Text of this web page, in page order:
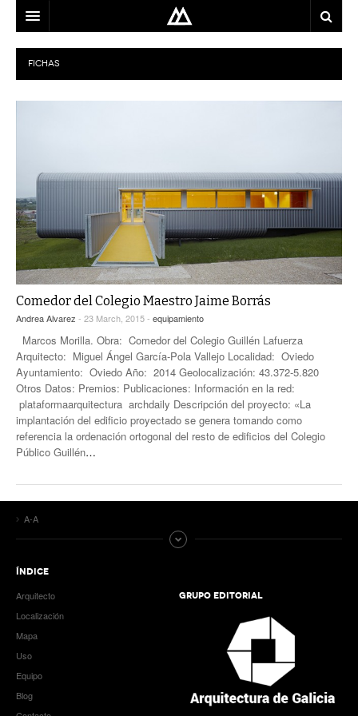
ARQUITECTO
LOCALIZACIÓN
EQUIPO
CONTACTO
FICHAS
Comedor del Colegio Maestro Jaime Borrás
Andrea Alvarez - 23 March, 2015 - equipamiento
Marcos Morilla. Obra: Comedor del Colegio Guillén Lafuerza
Arquitecto: Miguel Ángel García-Pola Vallejo Localidad: Oviedo
Ayuntamiento: Oviedo Año: 2014 Geolocalización: 43.372-5.820
Otros Datos: Premios: Publicaciones: Información en la red:
plataformaarquitectura archdaily Descripción del proyecto: «La
implantación del edificio proyectado se genera tomando como
referencia la ordenación ortogonal del resto de edificios del Colegio
Público Guillén…
A-A
ÍNDICE
Arquitecto
Localización
Mapa
Uso
Equipo
Blog
GRUPO EDITORIAL